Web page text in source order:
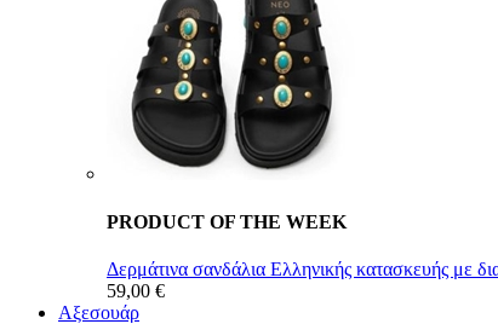
PRODUCT OF THE WEEK
Δερμάτινα σανδάλια Ελληνικής κατασκευής με
59,00 €
Αξεσουάρ